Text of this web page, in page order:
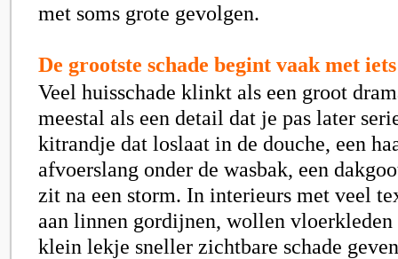
met soms grote gevolgen.
De grootste schade begint vaak met
Veel huisschade klinkt als een groot
meestal als een detail dat je pas later
kitrandje dat loslaat in de douche, een
afvoerslang onder de wasbak, een
zit na een storm. In interieurs met veel
aan linnen gordijnen, wollen vloerkleden
klein lekje sneller zichtbare schade